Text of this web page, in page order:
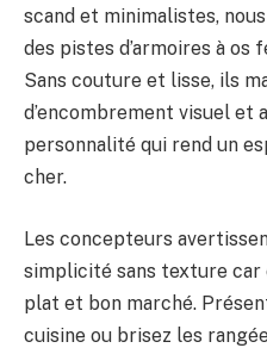
scand et minimalistes,
des pistes d’armoires à os
Sans couture et lisse, ils
d’encombrement visuel et
personnalité qui rend un
cher.
Les concepteurs
simplicité sans texture car
plat et bon marché.
cuisine ou brisez les